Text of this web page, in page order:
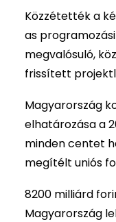
Közzétették a
as
megvalósuló,
frissített
Magyarország
elhatározása a
minden centet
megítélt uniós
8200 milliárd
Magyarország